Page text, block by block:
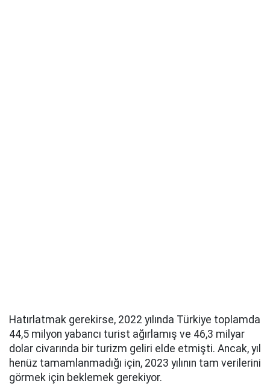
Hatırlatmak gerekirse, 2022 yılında Türkiye toplamda
44,5 milyon yabancı turist ağırlamış ve 46,3 milyar
dolar civarında bir turizm geliri elde etmişti. Ancak, yıl
henüz tamamlanmadığı için, 2023 yılının tam verilerini
görmek için beklemek gerekiyor.